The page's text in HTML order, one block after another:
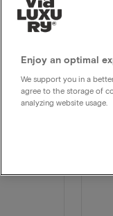
Enjoy an optimal
We support you in a
agree to the storage of
analyzing website usage.